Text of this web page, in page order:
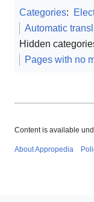
Categories:
Automatic
Hidden
Pages with no
Content is available
About Appropedia